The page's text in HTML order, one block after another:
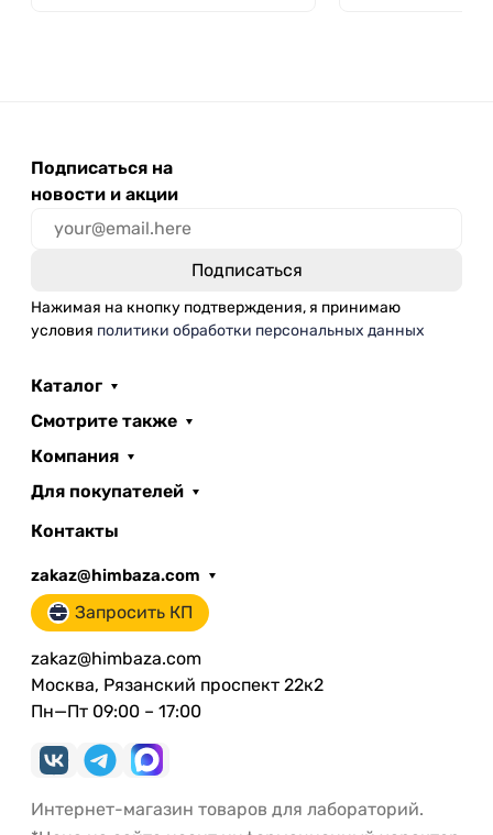
Подписаться на
новости и акции
Нажимая на кнопку подтверждения, я принимаю
условия политики обработки персональных данных
Каталог
Смотрите также
Компания
Для покупателей
Контакты
zakaz@himbaza.com
Запросить КП
zakaz@himbaza.com
Москва, Рязанский проспект 22к2
Пн—Пт 09:00 – 17:00
Интернет-магазин товаров для лабораторий.